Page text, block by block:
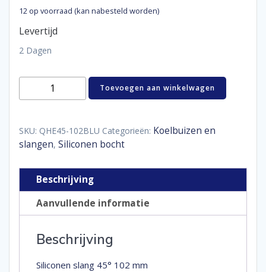
12 op voorraad (kan nabesteld worden)
Levertijd
2 Dagen
Siliconen
mm
aantal
Toevoegen aan winkelwagen
SKU: QHE45-102BLU Categorieën: Koelbuizen en
slangen, Siliconen bocht
Beschrijving
Aanvullende informatie
Beschrijving
Siliconen slang 45° 102 mm